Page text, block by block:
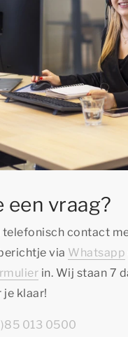
een vraag?
telefonisch contact
via Whatsapp
in. Wij staan 7
je klaar!
013 0500